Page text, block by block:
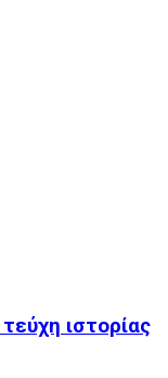
ιστορίας